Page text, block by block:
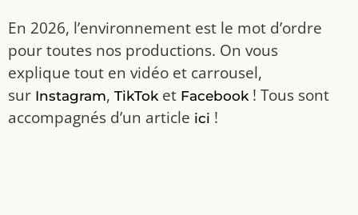
En 2026, l’environnement est le mot d’ordre
pour toutes nos productions. On vous
explique tout en vidéo et carrousel,
sur Instagram, TikToket Facebook! Tous sont
accompagnés d’un article ici !